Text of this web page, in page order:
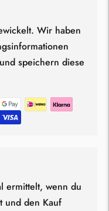
Wir haben
speichern diese
ermittelt, wenn du
und den Kauf